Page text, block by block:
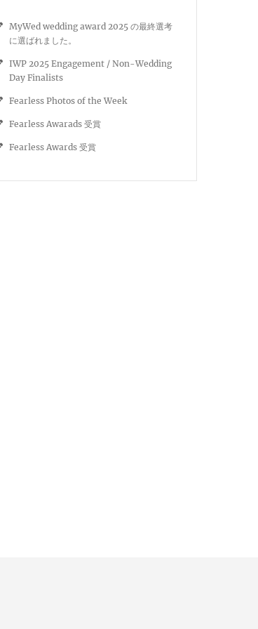
MyWed wedding award 2025 の最終選考
に選ばれました。
IWP 2025 Engagement / Non-Wedding
Day Finalists
Fearless Photos of the Week
Fearless Awarads 受賞
Fearless Awards 受賞